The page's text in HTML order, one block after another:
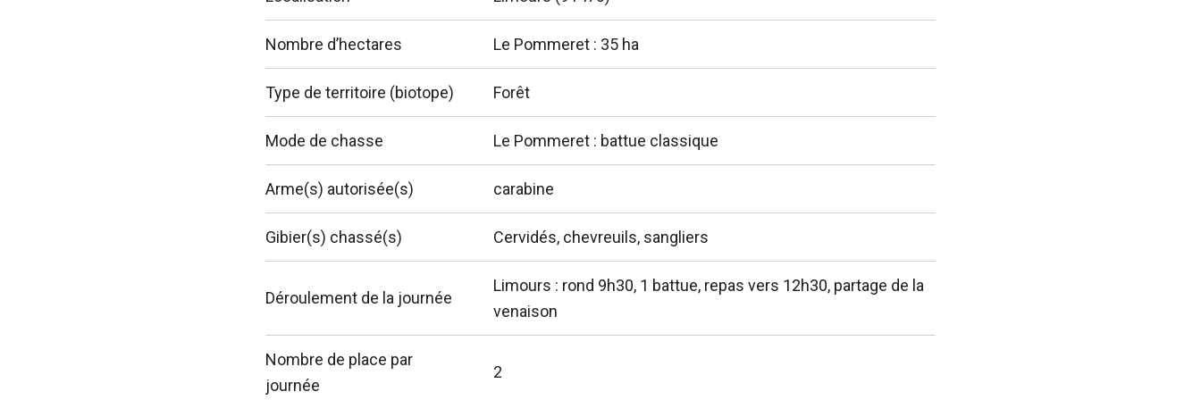
Nombre d’hectares Le Pommeret : 35 ha
Type de territoire (biotope) Forêt
Mode de chasse Le Pommeret : battue classique
Arme(s) autorisée(s) carabine
Gibier(s) chassé(s) Cervidés, chevreuils, sangliers
Déroulement de la journée
Limours : rond 9h30, 1 battue, repas vers 12h30, partage de la
venaison
Nombre de place par
journée
2